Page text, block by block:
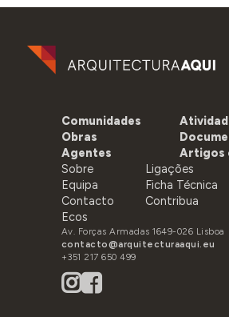
Comunidades
Obras
Agentes
Artigos
Sobre
Equipa
Contacto
Ecos
Ligações
Ficha Técnica
Contribua
Av. Forças Armadas 1649-026 Lisboa
contacto@arquitecturaaqui.eu
+351 217 650 499